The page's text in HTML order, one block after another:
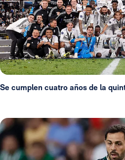
Se cumplen cuatro años de la